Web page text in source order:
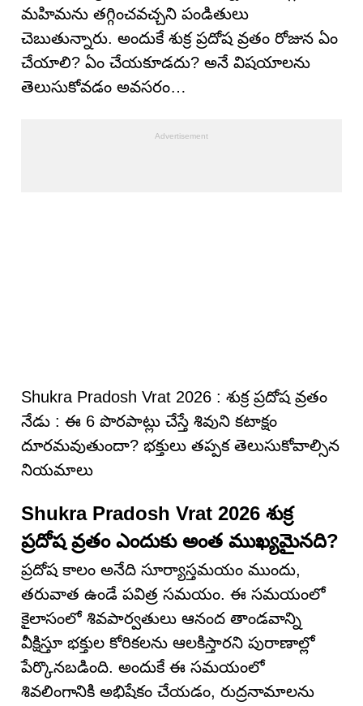
మహిమను తగ్గించవచ్చని పండితులు
చెబుతున్నారు. అందుకే శుక్ర ప్రదోష వ్రతం రోజున ఏం
చేయాలి? ఏం చేయకూడదు? అనే విషయాలను
తెలుసుకోవడం అవసరం…
Shukra Pradosh Vrat 2026 : శుక్ర ప్రదోష వ్రతం
నేడు : ఈ 6 పొరపాట్లు చేస్తే శివుని కటాక్షం
దూరమవుతుందా? భక్తులు తప్పక తెలుసుకోవాల్సిన
నియమాలు
Shukra Pradosh Vrat 2026 శుక్ర
ప్రదోష వ్రతం ఎందుకు అంత ముఖ్యమైనది?
ప్రదోష కాలం అనేది సూర్యాస్తమయం ముందు,
తరువాత ఉండే పవిత్ర సమయం. ఈ సమయంలో
కైలాసంలో శివపార్వతులు ఆనంద తాండవాన్ని
వీక్షిస్తూ భక్తుల కోరికలను ఆలకిస్తారని పురాణాల్లో
పేర్కొనబడింది. అందుకే ఈ సమయంలో
శివలింగానికి అభిషేకం చేయడం, రుద్రనామాలను